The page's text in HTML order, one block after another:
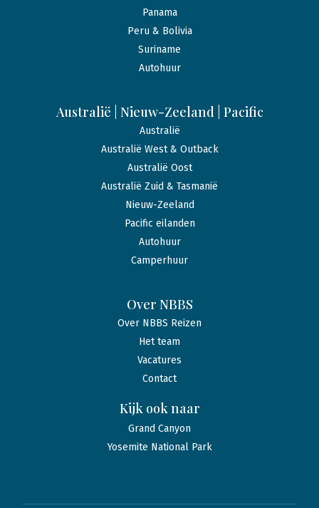
Panama
Peru & Bolivia
Suriname
Autohuur
Australië | Nieuw-Zeeland | Pacific
Australië
Australië West & Outback
Australië Oost
Australië Zuid & Tasmanië
Nieuw-Zeeland
Pacific eilanden
Autohuur
Camperhuur
Over NBBS
Over NBBS Reizen
Het team
Vacatures
Contact
Kijk ook naar
Grand Canyon
Yosemite National Park